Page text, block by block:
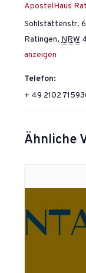
ApostelHaus
Sohlstättenstr.
Ratingen, NRW
anzeigen
Telefon:
+ 49 2102
Ähnliche